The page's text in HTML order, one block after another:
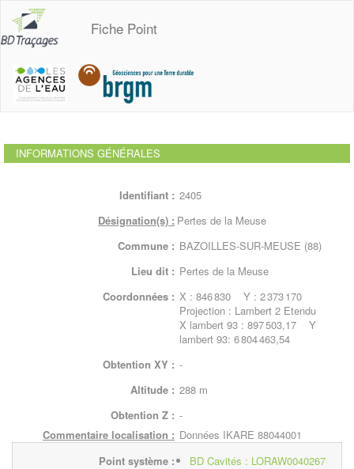
Fiche Point
INFORMATIONS GÉNÉRALES
Identifiant : 2405
Désignation(s) : Pertes de la Meuse
Commune : BAZOILLES-SUR-MEUSE (88)
Lieu dit : Pertes de la Meuse
Coordonnées : X : 846 830 Y : 2 373 170
Projection : Lambert 2 Etendu
X lambert 93 : 897 503,17 Y
lambert 93: 6 804 463,54
Obtention XY : -
Altitude : 288 m
Obtention Z : -
Commentaire localisation : Données IKARE 88044001
Point système :
BD Cavités : LORAW0040267